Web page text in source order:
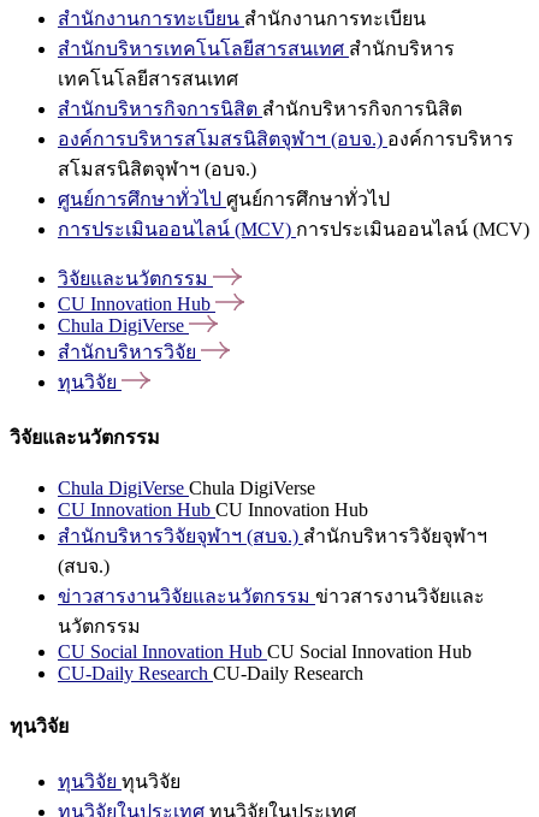
สำนักงานการทะเบียน สำนักงานการทะเบียน
สำนักบริหารเทคโนโลยีสารสนเทศ สำนักบริหาร
เทคโนโลยีสารสนเทศ
สำนักบริหารกิจการนิสิต สำนักบริหารกิจการนิสิต
องค์การบริหารสโมสรนิสิตจุฬาฯ (อบจ.) องค์การบริหาร
สโมสรนิสิตจุฬาฯ (อบจ.)
ศูนย์การศึกษาทั่วไป ศูนย์การศึกษาทั่วไป
การประเมินออนไลน์ (MCV) การประเมินออนไลน์ (MCV)
วิจัยและนวัตกรรม
CU Innovation Hub
Chula DigiVerse
สำนักบริหารวิจัย
ทุนวิจัย
วิจัยและนวัตกรรม
Chula DigiVerse Chula DigiVerse
CU Innovation Hub CU Innovation Hub
สำนักบริหารวิจัยจุฬาฯ (สบจ.) สำนักบริหารวิจัยจุฬาฯ
(สบจ.)
ข่าวสารงานวิจัยและนวัตกรรม ข่าวสารงานวิจัยและ
นวัตกรรม
CU Social Innovation Hub CU Social Innovation Hub
CU-Daily Research CU-Daily Research
ทุนวิจัย
ทุนวิจัย ทุนวิจัย
ทุนวิจัยในประเทศ ทุนวิจัยในประเทศ